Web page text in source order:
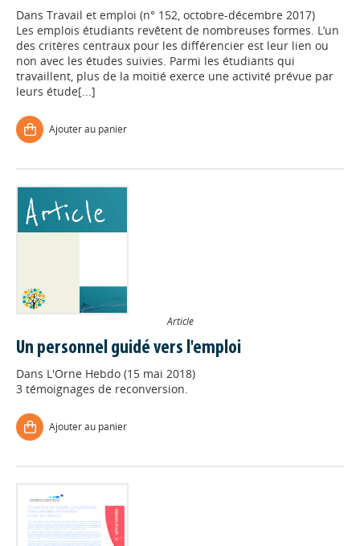
Dans Travail et emploi (n° 152, octobre-décembre 2017)
Les emplois étudiants revêtent de nombreuses formes. L’un
des critères centraux pour les différencier est leur lien ou
non avec les études suivies. Parmi les étudiants qui
travaillent, plus de la moitié exerce une activité prévue par
leurs étude[...]
Ajouter au panier
Article
Un personnel guidé vers l'emploi
Dans L'Orne Hebdo (15 mai 2018)
3 témoignages de reconversion.
Ajouter au panier